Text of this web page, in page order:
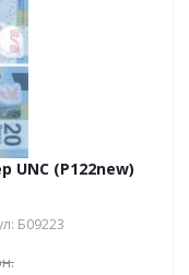
UNC (P122new)
Б09223